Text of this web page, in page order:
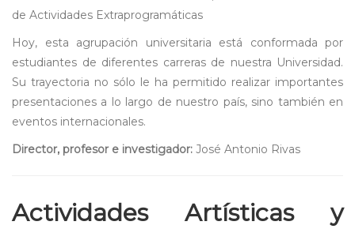
de Actividades Extraprogramáticas
Hoy, esta agrupación universitaria está conformada por
estudiantes de diferentes carreras de nuestra Universidad.
Su trayectoria no sólo le ha permitido realizar importantes
presentaciones a lo largo de nuestro país, sino también en
eventos internacionales.
Director, profesor e investigador: José Antonio Rivas
Actividades Artísticas y